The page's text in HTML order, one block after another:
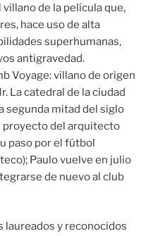
de la película que,
hace uso de alta
superhumanas,
antigravedad.
Voyage: villano de origen
La catedral de la ciudad
segunda mitad del siglo
proyecto del arquitecto
paso por el fútbol
Paulo vuelve en julio
de nuevo al club
laureados y reconocidos